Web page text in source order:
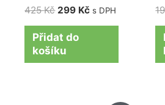
425Kč 299 Kč s DPH
Přidat do
košíku